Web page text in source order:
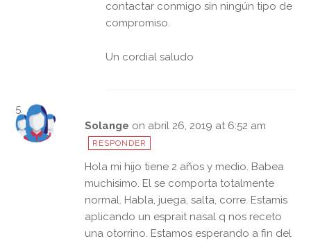
contactar conmigo sin ningún tipo de
compromiso.
Un cordial saludo
Solange on abril 26, 2019 at 6:52 am
RESPONDER
Hola mi hijo tiene 2 años y medio. Babea
muchisimo. El se comporta totalmente
normal. Habla, juega, salta, corre. Estamis
aplicando un esprait nasal q nos receto
una otorrino. Estamos esperando a fin del